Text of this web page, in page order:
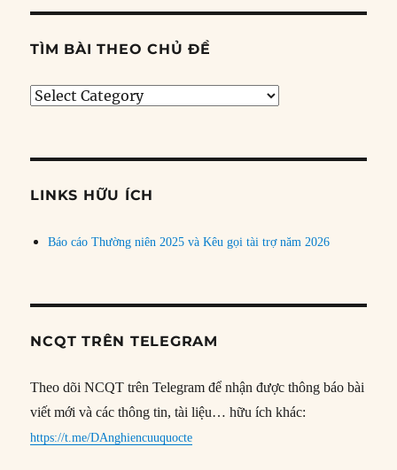
TÌM BÀI THEO CHỦ ĐỀ
Tìm
đề
LINKS HỮU ÍCH
Báo cáo Thường niên 2025 và Kêu gọi tài trợ năm 2026
NCQT TRÊN TELEGRAM
Theo dõi NCQT trên Telegram để nhận được thông báo bài
viết mới và các thông tin, tài liệu… hữu ích khác:
https://t.me/DAnghiencuuquocte